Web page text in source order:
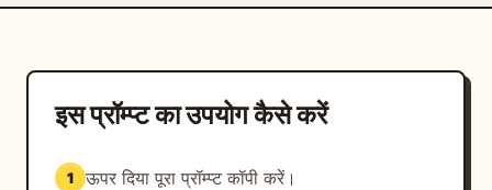
इस प्रॉम्प्ट का उपयोग कैसे करें
1 ऊपर दिया पूरा प्रॉम्प्ट कॉपी करें।